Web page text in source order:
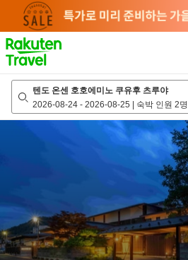
page
텐도 온센 호호에미노 쿠유후 츠루야
2026-08-24 - 2026-08-25 | 숙박 인원 2명